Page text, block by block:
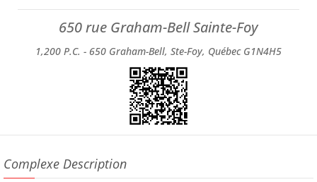
650 rue Graham-Bell Sainte-Foy
1,200 P.C. - 650 Graham-Bell, Ste-Foy, Québec G1N4H5
Complexe Description